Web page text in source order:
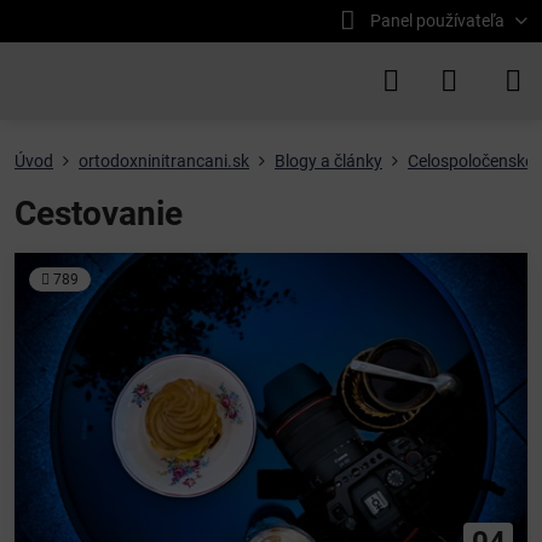
Panel používateľa
Úvod ortodoxninitrancani.sk Blogy a články Celospoločenské
Cestovanie
789